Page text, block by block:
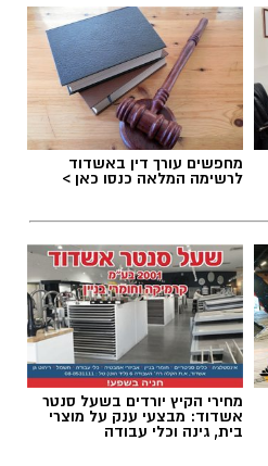
מחפשים עורך דין באשדוד
לרשימה המלאה כנסו כאן >
מחירי הקיץ יורדים בשעל סנטר
אשדוד: מבצעי ענק על מוצרי
בית, גינה וכלי עבודה